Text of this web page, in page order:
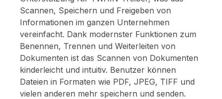
Scannen, Speichern und Freigeben von
Informationen im ganzen Unternehmen
vereinfacht. Dank modernster Funktionen zum
Benennen, Trennen und Weiterleiten von
Dokumenten ist das Scannen von Dokumenten
kinderleicht und intuitiv. Benutzer können
Dateien in Formaten wie PDF, JPEG, TIFF und
vielen anderen mehr speichern und senden.